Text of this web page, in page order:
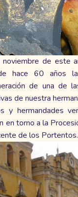
de este
hace 60 años
de una de
de nuestra
y hermandades
en torno a la
de los Portentos.